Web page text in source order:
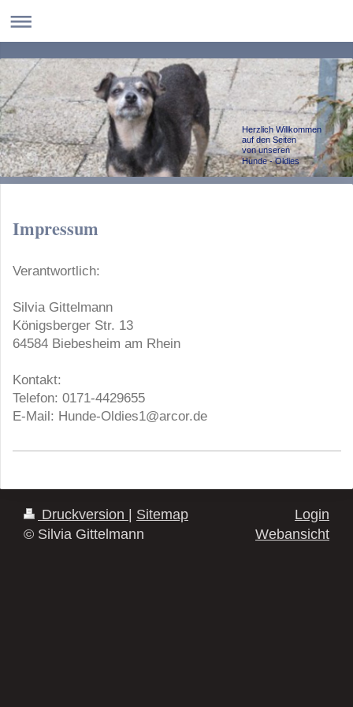
Herzlich Willkommen
auf den Seiten
von unseren
Hunde - Oldies
Impressum
Verantwortlich:
Silvia Gittelmann
Königsberger Str. 13
64584 Biebesheim am Rhein
Kontakt:
Telefon: 0171-4429655
E-Mail: Hunde-Oldies1@arcor.de
Druckversion | Sitemap
© Silvia Gittelmann
Login
Webansicht